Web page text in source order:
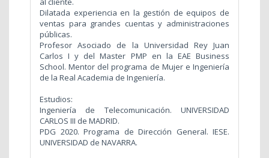
Dilatada experiencia en la gestión de equipos de
ventas para grandes cuentas y administraciones
públicas.
Profesor Asociado de la Universidad Rey Juan
Carlos I y del Master PMP en la EAE Business
School.Mentor del programa de Mujer e Ingeniería
de la Real Academia de Ingeniería.
Estudios:
Ingeniería de Telecomunicación. UNIVERSIDAD
CARLOS III de MADRID.
PDG 2020. Programa de Dirección General. IESE.
UNIVERSIDAD de NAVARRA.